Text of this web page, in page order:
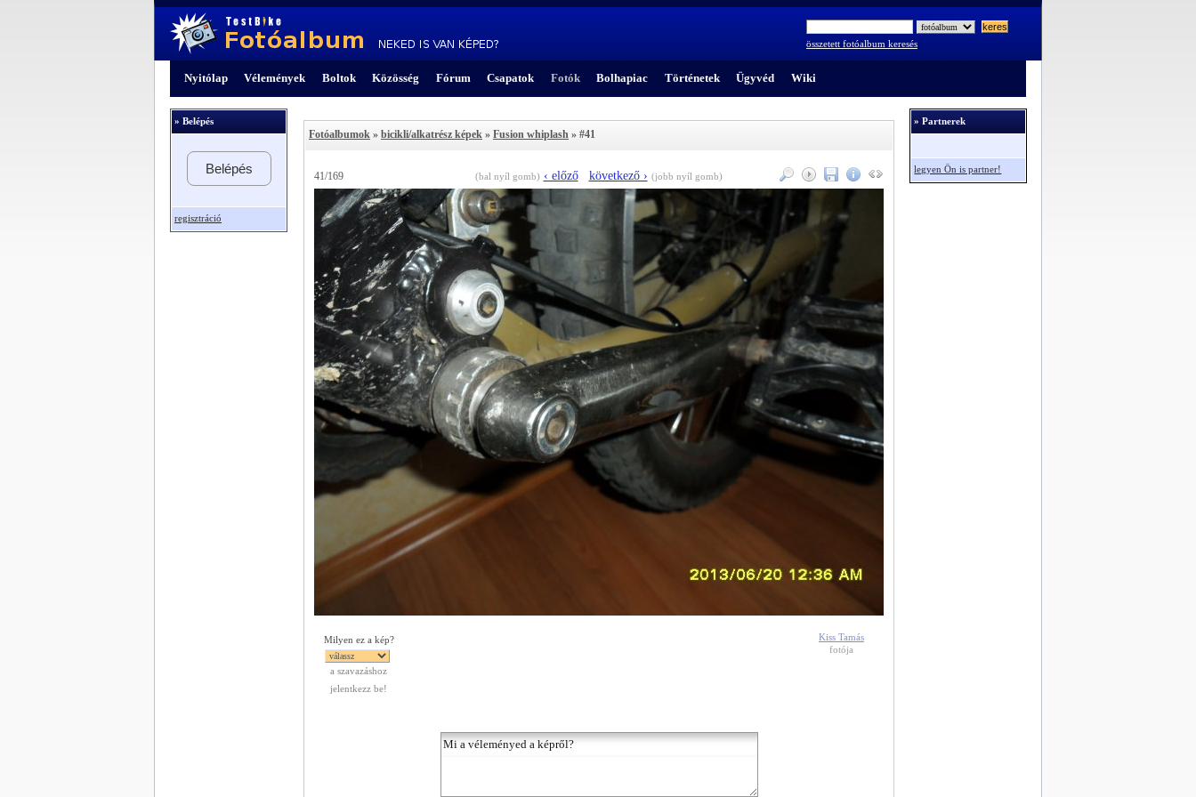
összetett fotóalbum keresés
Nyitólap Vélemények Boltok Közösség Fórum Csapatok Fotók Bolhapiac Történetek Ügyvéd Wiki
» Belépés
Belépés
regisztráció
Fotóalbumok » bicikli/alkatrész képek » Fusion whiplash » #41
41/169 (bal nyíl gomb) ‹ előző következő › (jobb nyíl gomb)
Milyen ez a kép?
a szavazáshoz
jelentkezz be!
Kiss Tamás
fotója
» Partnerek
legyen Ön is partner!